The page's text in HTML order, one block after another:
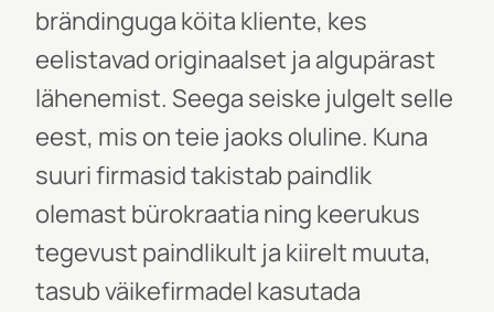
brändinguga köita kliente, kes
eelistavad originaalset ja algupärast
lähenemist. Seega seiske julgelt selle
eest, mis on teie jaoks oluline. Kuna
suuri firmasid takistab paindlik
olemast bürokraatia ning keerukus
tegevust paindlikult ja kiirelt muuta,
tasub väikefirmadel kasutada